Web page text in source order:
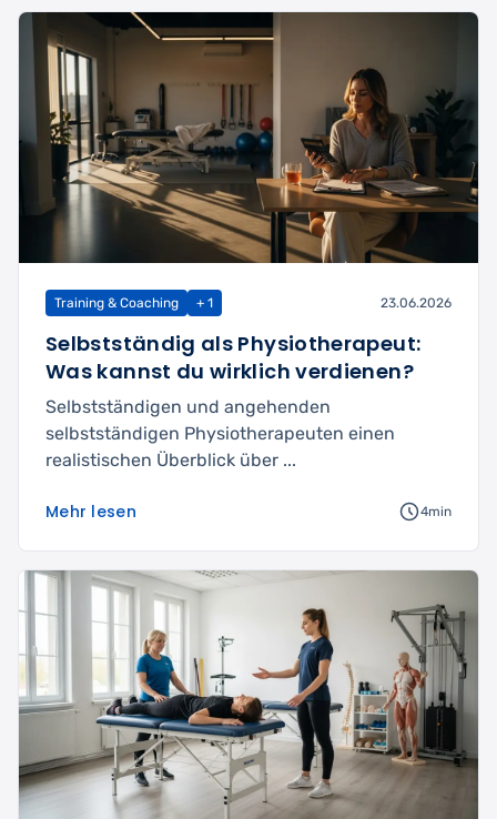
Training & Coaching + 1 23.06.2026
Selbstständig als Physiotherapeut:
Was kannst du wirklich verdienen?
Selbstständigen und angehenden
selbstständigen Physiotherapeuten einen
realistischen Überblick über ...
Mehr lesen 4min